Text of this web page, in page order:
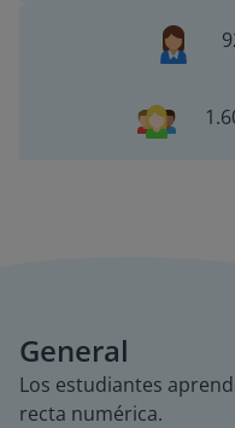
General
Los estudiantes
recta numérica.